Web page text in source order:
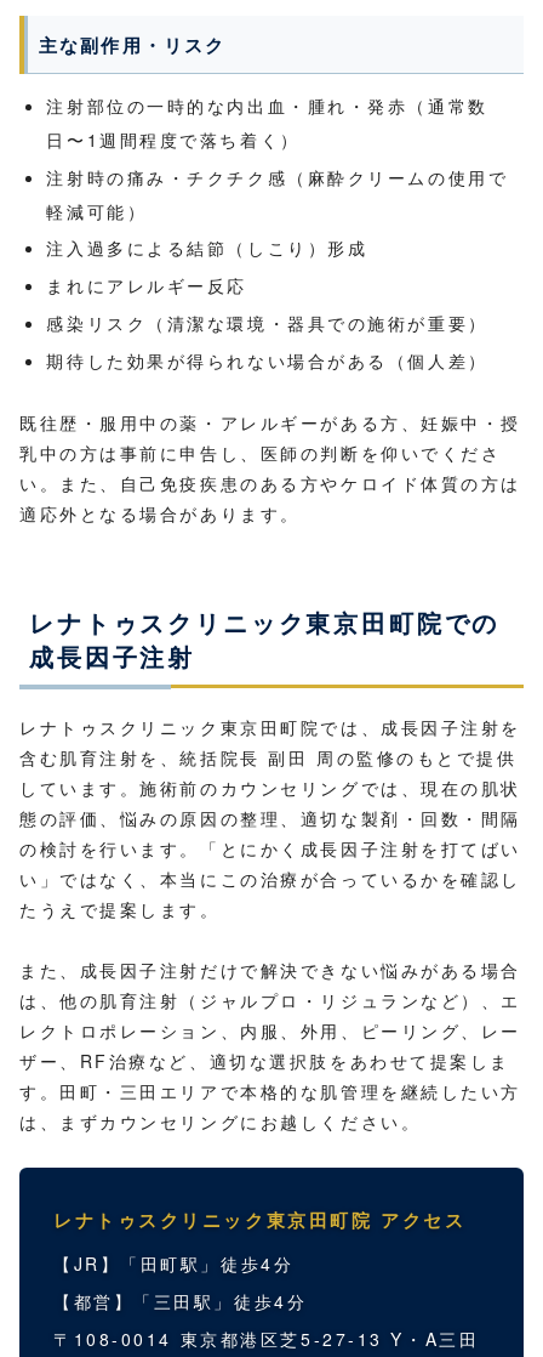
主な副作用・リスク
注射部位の一時的な内出血・腫れ・発赤（通常数
日〜1週間程度で落ち着く）
注射時の痛み・チクチク感（麻酔クリームの使用で
軽減可能）
注入過多による結節（しこり）形成
まれにアレルギー反応
感染リスク（清潔な環境・器具での施術が重要）
期待した効果が得られない場合がある（個人差）
既往歴・服用中の薬・アレルギーがある方、妊娠中・授
乳中の方は事前に申告し、医師の判断を仰いでくださ
い。また、自己免疫疾患のある方やケロイド体質の方は
適応外となる場合があります。
レナトゥスクリニック東京田町院での
成長因子注射
レナトゥスクリニック東京田町院では、成長因子注射を
含む肌育注射を、統括院長 副田 周の監修のもとで提供
しています。施術前のカウンセリングでは、現在の肌状
態の評価、悩みの原因の整理、適切な製剤・回数・間隔
の検討を行います。「とにかく成長因子注射を打てばい
い」ではなく、本当にこの治療が合っているかを確認し
たうえで提案します。
また、成長因子注射だけで解決できない悩みがある場合
は、他の肌育注射（ジャルプロ・リジュランなど）、エ
レクトロポレーション、内服、外用、ピーリング、レー
ザー、RF治療など、適切な選択肢をあわせて提案しま
す。田町・三田エリアで本格的な肌管理を継続したい方
は、まずカウンセリングにお越しください。
レナトゥスクリニック東京田町院 アクセス
【JR】「田町駅」徒歩4分
【都営】「三田駅」徒歩4分
〒108-0014 東京都港区芝5-27-13 Y・A三田